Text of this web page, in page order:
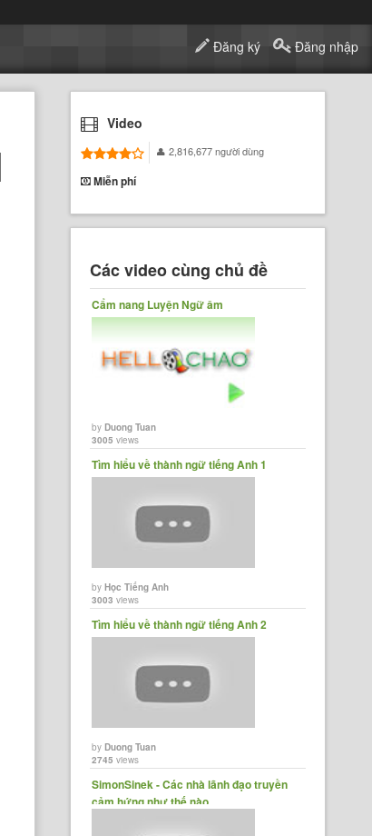
Đăng ký Đăng nhập
Video
2,816,677 người dùng
Miễn phí
Các video cùng chủ đề
Cẩm nang Luyện Ngữ âm
byDuong Tuan
3005 views
Tìm hiểu về thành ngữ tiếng Anh 1
byHọc Tiếng Anh
3003 views
Tìm hiểu về thành ngữ tiếng Anh 2
byDuong Tuan
2745 views
SimonSinek - Các nhà lãnh đạo truyền
cảm hứng như thế nào